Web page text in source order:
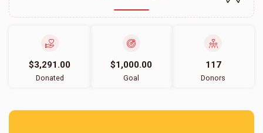
$3,291.00
Donated
$1,000.00
Goal
117
Donors